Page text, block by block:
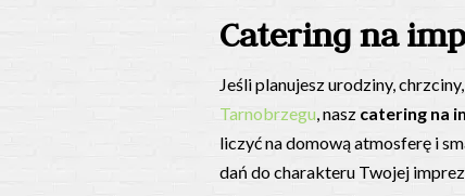
Catering na
Jeśli planujesz urodziny,
Tarnobrzegu , nasz catering na
liczyć na domową atmosferę i
dań do charakteru Twojej